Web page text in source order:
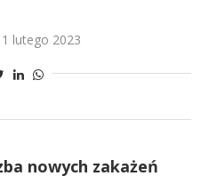
lutego 2023
nowych zakażeń